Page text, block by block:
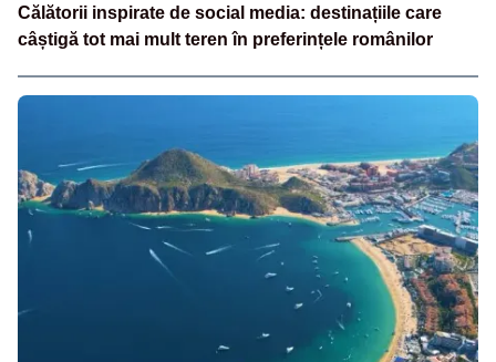
Călătorii inspirate de social media: destinațiile care
câștigă tot mai mult teren în preferințele românilor